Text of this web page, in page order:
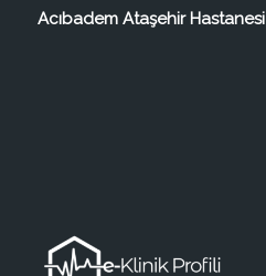
Acıbadem Ataşehir Hastanesi